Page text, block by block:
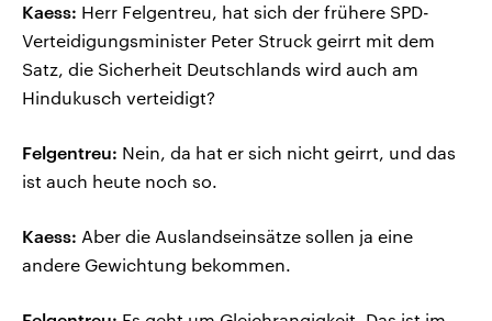
Kaess: Herr Felgentreu, hat sich der frühere SPD-
Verteidigungsminister Peter Struck geirrt mit dem
Satz, die Sicherheit Deutschlands wird auch am
Hindukusch verteidigt?
Felgentreu: Nein, da hat er sich nicht geirrt, und das
ist auch heute noch so.
Kaess: Aber die Auslandseinsätze sollen ja eine
andere Gewichtung bekommen.